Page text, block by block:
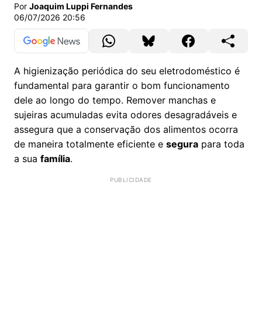
Por Joaquim Luppi Fernandes
06/07/2026 20:56
A higienização periódica do seu eletrodoméstico é
fundamental para garantir o bom funcionamento
dele ao longo do tempo. Remover manchas e
sujeiras acumuladas evita odores desagradáveis e
assegura que a conservação dos alimentos ocorra
de maneira totalmente eficiente e segura para toda
a sua família.